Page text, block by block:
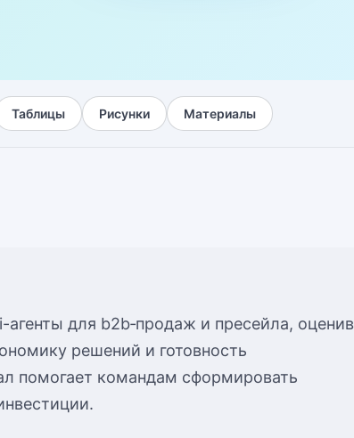
Таблицы Рисунки Материалы
для b2b‑продаж и пресейла,
решений и готовность
помогает командам сформировать